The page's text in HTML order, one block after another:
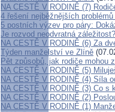
NA CESTĚ V RODINĚ (7)
4 řešení nejběžnějších
5 postních výzev pro páry:
Je rozvod neodvratná záležitost?
NA CESTĚ V RODINĚ (6) Za
Týden manželství ve Zlíně
Pět způsobů, jak rodiče mohou
NA CESTĚ V RODINĚ (5)
NA CESTĚ V RODINĚ (4) Síla
NA CESTĚ V RODINĚ (3) Co s
NA CESTĚ V RODINĚ (2)
NA CESTĚ V RODINĚ (1)